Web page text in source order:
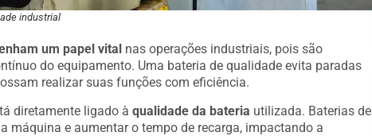
industrial
um papel vital nas operações industriais, pois são
do equipamento. Uma bateria de qualidade evita paradas
realizar suas funções com eficiência.
diretamente ligado à qualidade da bateria utilizada. Baterias de
máquina e aumentar o tempo de recarga, impactando a